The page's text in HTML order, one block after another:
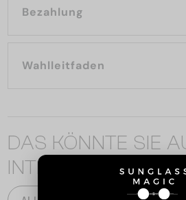
Bezahlung
Wahlleitfaden
DAS KÖNNTE SIE
INTERESSIEREN